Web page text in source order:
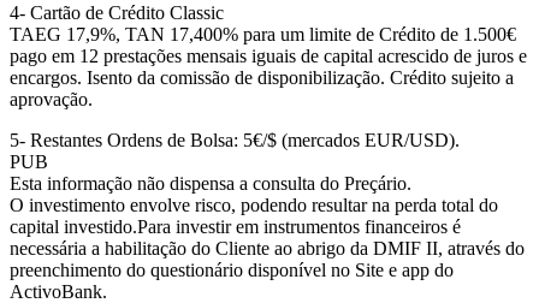
4- Cartão de Crédito Classic
TAEG 17,9%, TAN 17,400% para um limite de Crédito de 1.500€
pago em 12 prestações mensais iguais de capital acrescido de juros e
encargos. Isento da comissão de disponibilização. Crédito sujeito a
aprovação.
5- Restantes Ordens de Bolsa: 5€/$ (mercados EUR/USD).​
PUB
Esta informação não dispensa a consulta do Preçário.​
O investimento envolve risco, podendo resultar na perda total do
capital investido.​Para investir em instrumentos financeiros é
necessária a habilitação do Cliente ao abrigo da DMIF II, através do
preenchimento do questionário disponível no Site e app do
ActivoBank.